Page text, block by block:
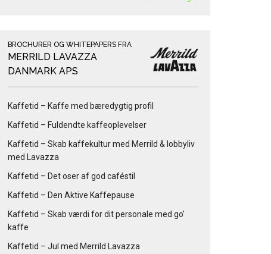
BROCHURER OG WHITEPAPERS FRA
MERRILD LAVAZZA
DANMARK APS
Kaffetid – Kaffe med bæredygtig profil
Kaffetid – Fuldendte kaffeoplevelser
Kaffetid – Skab kaffekultur med Merrild & lobbyliv
med Lavazza
Kaffetid – Det oser af god caféstil
Kaffetid – Den Aktive Kaffepause
Kaffetid – Skab værdi for dit personale med go’
kaffe
Kaffetid – Jul med Merrild Lavazza